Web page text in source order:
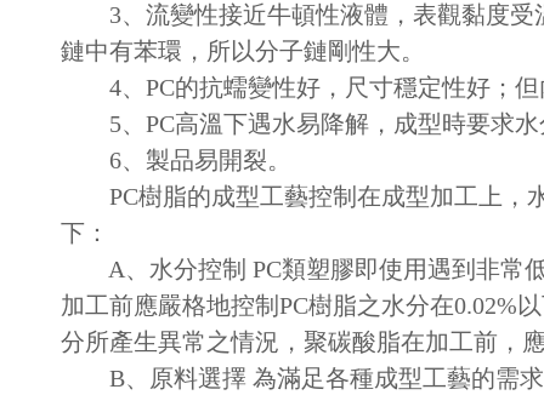
3、流變性接近牛頓性液體，表觀黏度受
鏈中有苯環，所以分子鏈剛性大。
4、PC的抗蠕變性好，尺寸穩定性好；但
5、PC高溫下遇水易降解，成型時要求水
6、製品易開裂。
PC樹脂的成型工藝控制在成型加工上，
下：
A、水分控制 PC類塑膠即使用遇到非常
加工前應嚴格地控制PC樹脂之水分在0.02%
分所產生異常之情況，聚碳酸脂在加工前，
B、原料選擇 為滿足各種成型工藝的需求